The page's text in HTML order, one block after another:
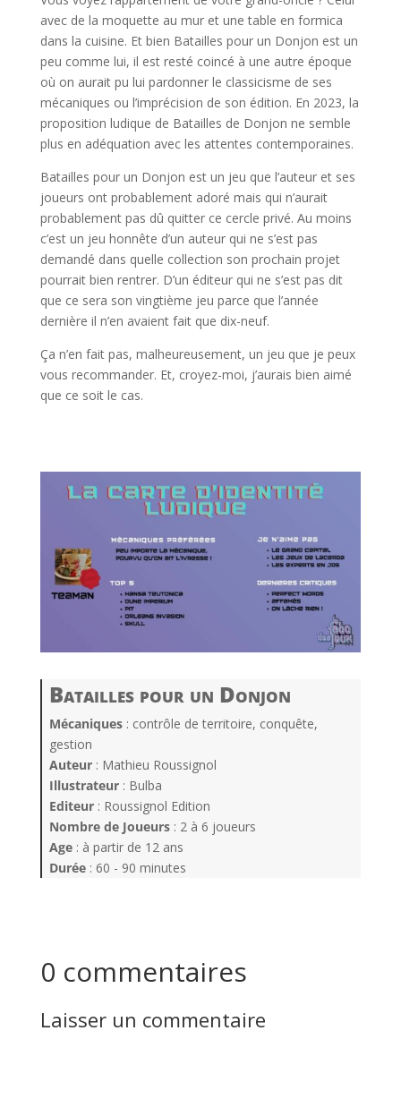
avec de la moquette au mur et une table en formica
dans la cuisine. Et bien Batailles pour un Donjon est un
peu comme lui, il est resté coincé à une autre époque
où on aurait pu lui pardonner le classicisme de ses
mécaniques ou l’imprécision de son édition. En 2023, la
proposition ludique de Batailles de Donjon ne semble
plus en adéquation avec les attentes contemporaines.
Batailles pour un Donjon est un jeu que l’auteur et ses
joueurs ont probablement adoré mais qui n’aurait
probablement pas dû quitter ce cercle privé. Au moins
c’est un jeu honnête d’un auteur qui ne s’est pas
demandé dans quelle collection son prochain projet
pourrait bien rentrer. D’un éditeur qui ne s’est pas dit
que ce sera son vingtième jeu parce que l’année
dernière il n’en avaient fait que dix-neuf.
Ça n’en fait pas, malheureusement, un jeu que je peux
vous recommander. Et, croyez-moi, j’aurais bien aimé
que ce soit le cas.
Batailles pour un Donjon
Mécaniques: contrôle de territoire, conquête,
gestion
Auteur: Mathieu Roussignol
Illustrateur: Bulba
Editeur: Roussignol Edition
Nombre de Joueurs: 2 à 6 joueurs
Age: à partir de 12 ans
Durée: 60 - 90 minutes
0 commentaires
Laisser un commentaire